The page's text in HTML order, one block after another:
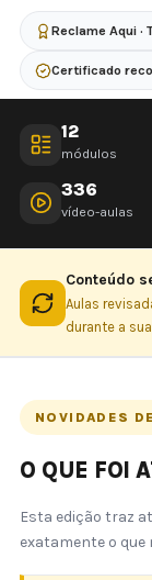
Reclame Aqui ·
Certificado
12
módulos
336
vídeo-aulas
Conteúdo
Aulas
durante a
NOVIDADES
O QUE FOI
Esta edição traz
exatamente o que